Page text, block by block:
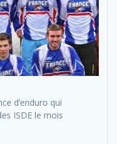
d’enduro qui
ISDE le mois